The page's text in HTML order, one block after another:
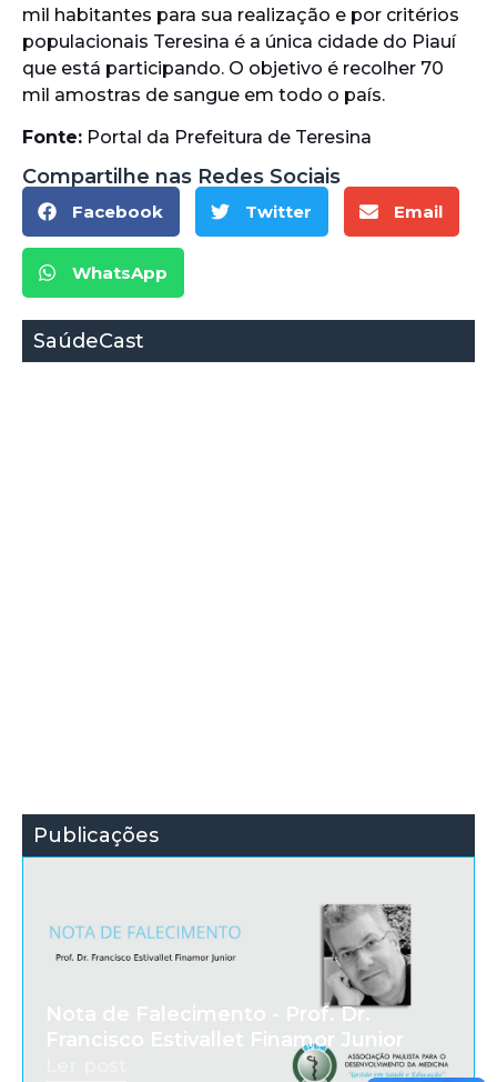
mil habitantes para sua realização e por critérios
populacionais Teresina é a única cidade do Piauí
que está participando. O objetivo é recolher 70
mil amostras de sangue em todo o país.
Fonte: Portal da Prefeitura de Teresina
Compartilhe nas Redes Sociais
Facebook Twitter Email
WhatsApp
SaúdeCast
Publicações
Nota de Falecimento - Prof. Dr.
Francisco Estivallet Finamor Junior